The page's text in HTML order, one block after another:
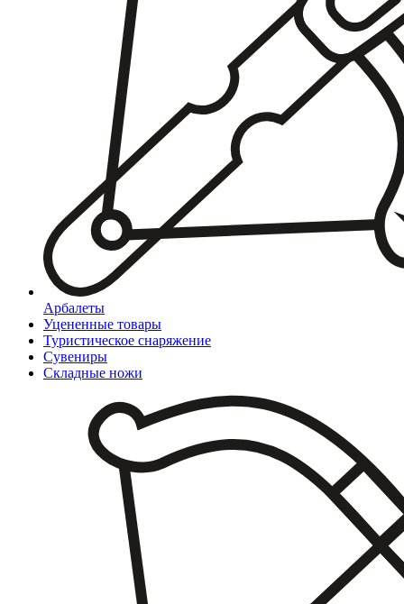
Арбалеты
Уцененные товары
Туристическое снаряжение
Сувениры
Складные ножи